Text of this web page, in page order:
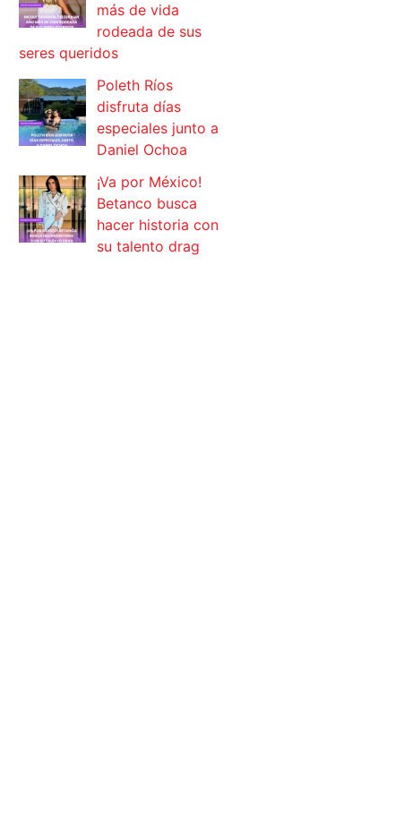
más de vida
rodeada de sus
seres queridos
Poleth Ríos
disfruta días
especiales junto a
Daniel Ochoa
¡Va por México!
Betanco busca
hacer historia con
su talento drag